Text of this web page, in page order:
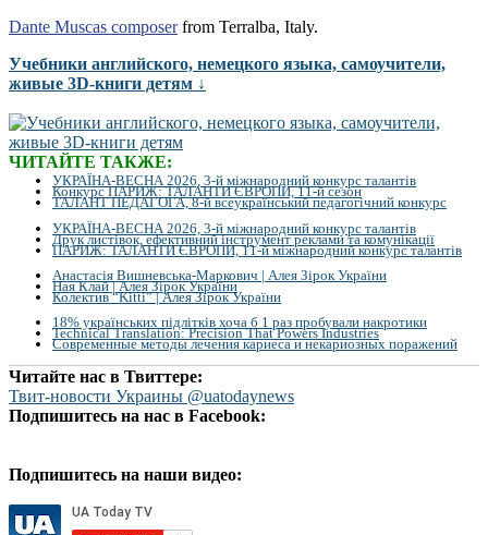
Dante Muscas composerfrom Terralba, Italy.
Учебники английского, немецкого языка, самоучители,
живые 3D-книги детям ↓
ЧИТАЙТЕ ТАКЖЕ:
УКРАЇНА-ВЕСНА 2026, 3-й міжнародний конкурс талантів
Конкурс ПАРИЖ: ТАЛАНТИ ЄВРОПИ, 11-й сезон
ТАЛАНТ ПЕДАГОГА, 8-й всеукраїнський педагогічний конкурс
УКРАЇНА-ВЕСНА 2026, 3-й міжнародний конкурс талантів
Друк листівок, ефективний інструмент реклами та комунікації
ПАРИЖ: ТАЛАНТИ ЄВРОПИ, 11-й міжнародний конкурс талантів
Анастасія Вишневська-Маркович | Алея Зірок України
Ная Клай | Алея Зірок України
Колектив “Kitti” | Алея Зірок України
18% українських підлітків хоча б 1 раз пробували накротики
Technical Translation: Precision That Powers Industries
Современные методы лечения кариеса и некариозных поражений
Читайте нас в Твиттере:
Твит-новости Украины @uatodaynews
Подпишитесь на нас в Facebook:
Подпишитесь на наши видео: